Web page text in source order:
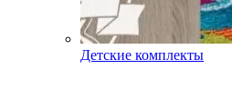
Детские комплекты